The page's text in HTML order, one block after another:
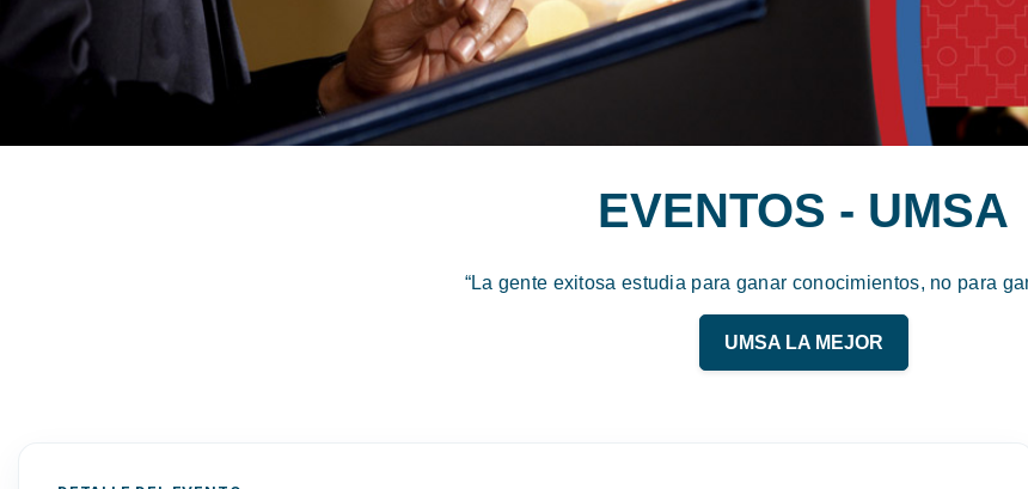
EVENTOS - UMSA
“La gente exitosa estudia para ganar conocimientos, no para
UMSA LA MEJOR